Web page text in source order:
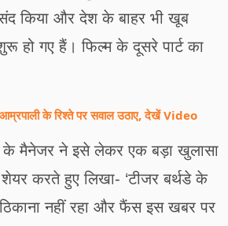
किया और देश के बाहर भी खूब
हो गए हैं। फिल्म के दूसरे पार्ट का
के रिश्ते पर सवाल उठाए, देखें Video
के मैनेजर ने इसे लेकर एक बड़ा खुलासा
करते हुए लिखा- ‘टीजर बर्थडे के
नहीं रहा और फैंस इस खबर पर